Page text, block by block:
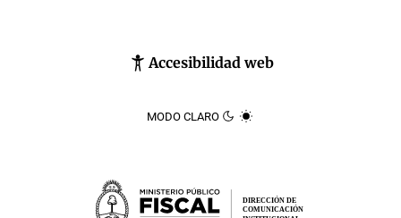
Accesibilidad web
MODO CLARO
DIRECCIÓN DE
COMUNICACIÓN